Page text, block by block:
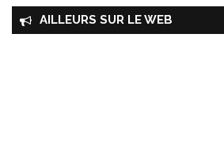
AILLEURS SUR LE WEB